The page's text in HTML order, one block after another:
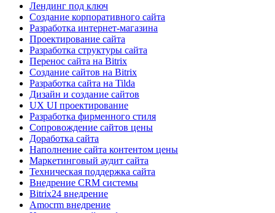
Лендинг под ключ
Создание корпоративного сайта
Разработка интернет-магазина
Проектирование сайта
Разработка структуры сайта
Перенос сайта на Bitrix
Создание сайтов на Bitrix
Разработка сайта на Tilda
Дизайн и создание сайтов
UX UI проектирование
Разработка фирменного стиля
Сопровождение сайтов цены
Доработка сайта
Наполнение сайта контентом цены
Маркетинговый аудит сайта
Техническая поддержка сайта
Внедрение CRM системы
Bitrix24 внедрение
Amocrm внедрение